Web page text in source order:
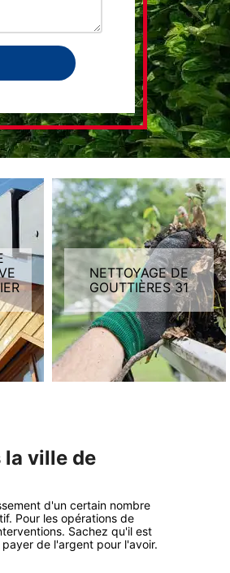
NETTOYAGE DE
GOUTTIÈRES 31
la ville de
d'un certain nombre
Pour les opérations de
Sachez qu'il est
de l'argent pour l'avoir.